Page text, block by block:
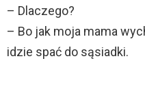
– Dlaczego?
– Bo jak moja mama
idzie spać do sąsiadki.